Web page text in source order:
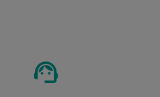
support_agent